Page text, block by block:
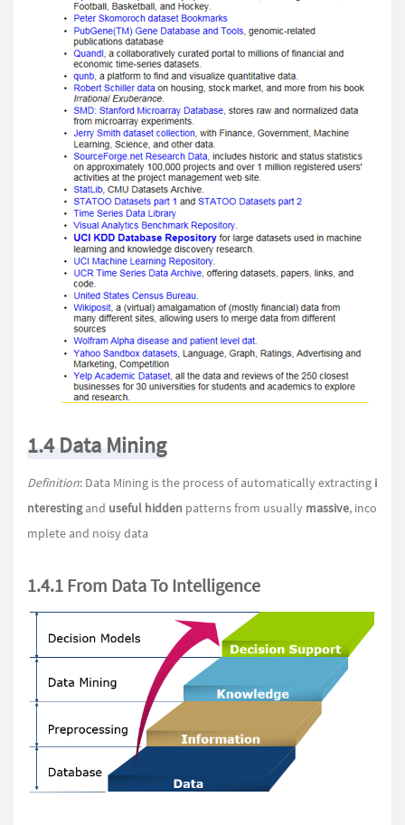
1.4 Data Mining
Definition: Data Mining is the process of automatically extracting i
nterestingand useful hidden patterns from usually massive, inco
mplete and noisy data
1.4.1 From Data To Intelligence